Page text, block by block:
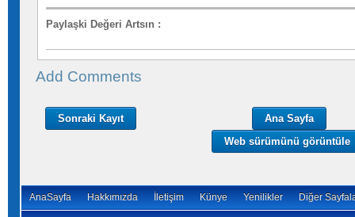
Paylaşki Değeri Artsın :
Add Comments
Sonraki Kayıt
Ana Sayfa
Web sürümünü görüntüle
AnaSayfa Hakkımızda İletişim Künye Yenilikler Diğer